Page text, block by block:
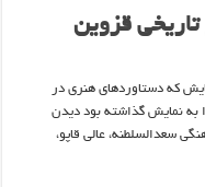
تاریخی قزوین
که دستاوردهای هنری در
به نمایش گذاشته بود دیدن
سعدالسلطنه، عالی قاپو،